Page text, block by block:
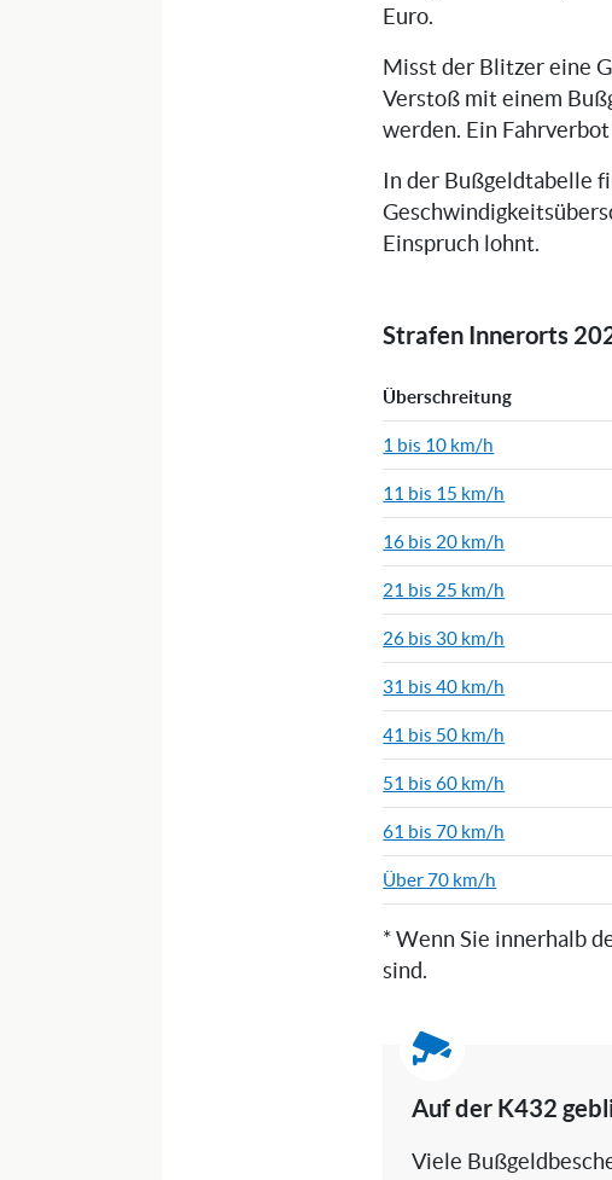
Euro.
Misst der Blitzer eine
Verstoß mit einem
werden. Ein
In der Bußgeldtabelle
Einspruch lohnt.
Strafen Innerorts
Überschreitung
1 bis 10 km/h
11 bis 15 km/h
16 bis 20 km/h
21 bis 25 km/h
26 bis 30 km/h
31 bis 40 km/h
41 bis 50 km/h
51 bis 60 km/h
61 bis 70 km/h
Über 70 km/h
* Wenn Sie innerhalb
sind.
Auf der K432
Viele